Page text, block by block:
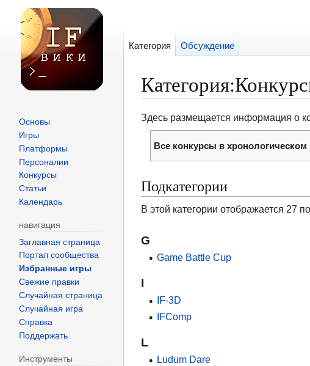
Категория:
Перейти
навигации
Перейти
поиску
Здесь размещается информация о
Все конкурсы в хронологическом
Подкатегории
В этой категории отображается 27
G
Game Battle Cup
I
IF-3D
IFComp
L
Ludum Dare
Категория Обсуждение
Основы
Игры
Платформы
Персоналии
Конкурсы
Статьи
Календарь
навигация
Заглавная страница
Портал сообщества
Избранные игры
Свежие правки
Случайная страница
Случайная игра
Справка
Поддержать
Инструменты